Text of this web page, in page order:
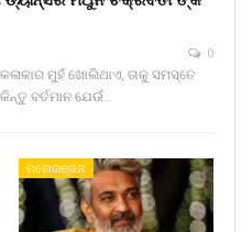
0
ମୁହଁ ଖୋଲିଥାଏ, ତାକୁ ସମସ୍ତେ
ବର୍ତମାନ ଯେଉଁ…
ମନୋରଞ୍ଜନ